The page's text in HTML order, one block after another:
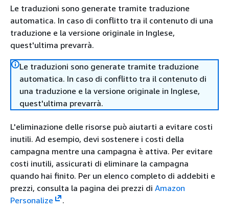
Le traduzioni sono generate tramite traduzione
automatica. In caso di conflitto tra il contenuto di una
traduzione e la versione originale in Inglese,
quest'ultima prevarrà.
Le traduzioni sono generate tramite traduzione
automatica. In caso di conflitto tra il contenuto di
una traduzione e la versione originale in Inglese,
quest'ultima prevarrà.
L'eliminazione delle risorse può aiutarti a evitare costi
inutili. Ad esempio, devi sostenere i costi della
campagna mentre una campagna è attiva. Per evitare
costi inutili, assicurati di eliminare la campagna
quando hai finito. Per un elenco completo di addebiti e
prezzi, consulta la pagina dei prezzi di Amazon
Personalize
.